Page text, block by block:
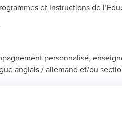
et instructions de
personnalisé,
anglais / allemand et/ou